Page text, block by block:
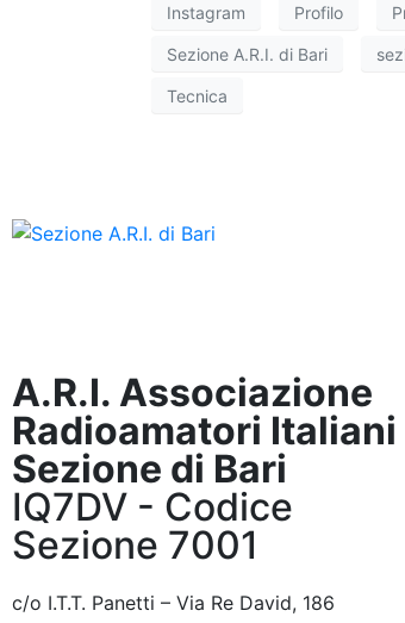
Instagram Profilo
Sezione A.R.I. di Bari
Tecnica
A.R.I. Associazione
Radioamatori Italiani
Sezione di Bari
IQ7DV - Codice
Sezione 7001
c/o I.T.T. Panetti – Via Re David, 186